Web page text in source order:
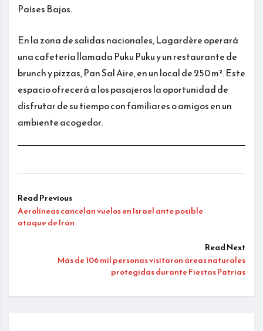
Países Bajos.
En la zona de salidas nacionales, Lagardère operará
una cafetería llamada Puku Puku y un restaurante de
brunch y pizzas, Pan Sal Aire, en un local de 250 m². Este
espacio ofrecerá a los pasajeros la oportunidad de
disfrutar de su tiempo con familiares o amigos en un
ambiente acogedor.
Read Previous
Aerolíneas cancelan vuelos en Israel ante posible
ataque de Irán
Read Next
Más de 106 mil personas visitaron áreas naturales
protegidas durante Fiestas Patrias